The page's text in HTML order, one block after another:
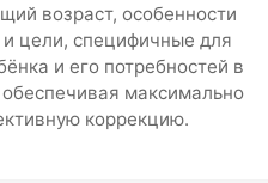
возраст, особенности
и цели, специфичные для
и его потребностей в
максимально
коррекцию.